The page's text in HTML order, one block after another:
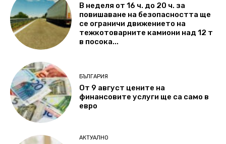
В неделя от 16 ч. до 20 ч. за
повишаване на безопасността ще
се ограничи движението на
тежкотоварните камиони над 12 т
в посока...
БЪЛГАРИЯ
От 9 август цените на
финансовите услуги ще са само в
евро
АКТУАЛНО